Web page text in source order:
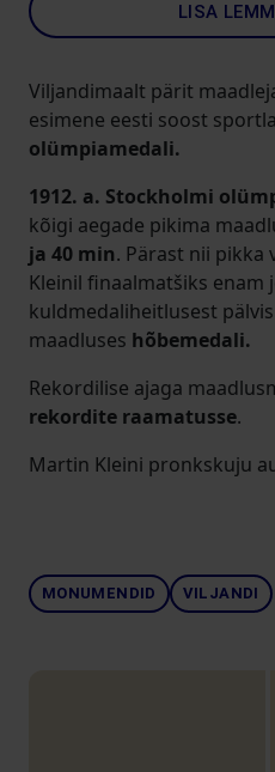
LISA
Viljandimaalt pärit
esimene eesti soost
olümpiamedali.
1912. a. Stockholmi
kõigi aegade pikima
ja 40 min. Pärast nii pikka
Kleinil finaalmatšiks enam
kuldmedaliheitlusest
maadluses hõbemedali.
Rekordilise ajaga
rekordite raamatusse.
Martin Kleini pronkskuju
MONUMENDID VILJANDI